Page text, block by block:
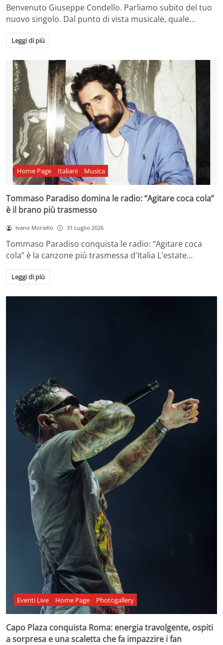
Benvenuto Giuseppe Condello. Parliamo subito del tuo
nuovo singolo. Dal punto di vista musicale, quale…
Leggi di più
Home Page Italiani Musica
Tommaso Paradiso domina le radio: “Agitare coca cola”
è il brano più trasmesso
Ivano Moriello 31 Luglio 2026
Tommaso Paradiso conquista le radio: “Agitare coca
cola” è la canzone più trasmessa d'Italia L'estate…
Leggi di più
Eventi Live Home Page Photogallery
Capo Plaza conquista Roma: energia travolgente, ospiti
a sorpresa e una scaletta che fa impazzire i fan